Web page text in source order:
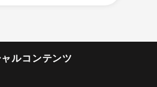
ルコンテンツ